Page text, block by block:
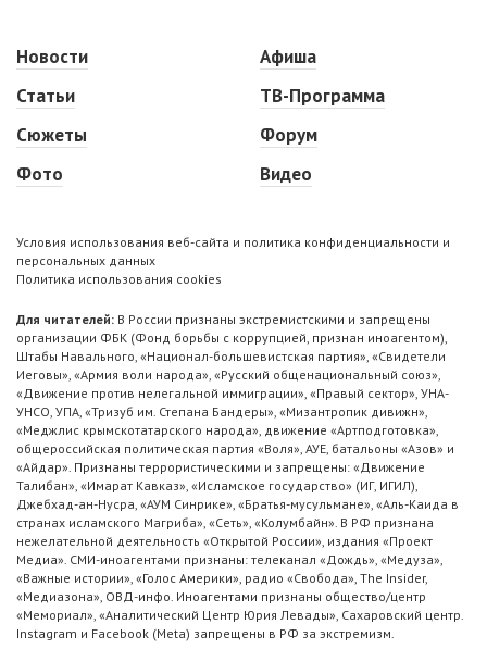
Новости
Статьи
Сюжеты
Фото
Афиша
ТВ-Программа
Форум
Видео
Условия использования веб-сайта и политика конфиденциальности и
персональных данных
Политика использования cookies
Для читателей: В России признаны экстремистскими и запрещены
организации ФБК (Фонд борьбы с коррупцией, признан иноагентом),
Штабы Навального, «Национал-большевистская партия», «Свидетели
Иеговы», «Армия воли народа», «Русский общенациональный союз»,
«Движение против нелегальной иммиграции», «Правый сектор», УНА-
УНСО, УПА, «Тризуб им. Степана Бандеры», «Мизантропик дивижн»,
«Меджлис крымскотатарского народа», движение «Артподготовка»,
общероссийская политическая партия «Воля», АУЕ, батальоны «Азов» и
«Айдар». Признаны террористическими и запрещены: «Движение
Талибан», «Имарат Кавказ», «Исламское государство» (ИГ, ИГИЛ),
Джебхад-ан-Нусра, «АУМ Синрике», «Братья-мусульмане», «Аль-Каида в
странах исламского Магриба», «Сеть», «Колумбайн». В РФ признана
нежелательной деятельность «Открытой России», издания «Проект
Медиа». СМИ-иноагентами признаны: телеканал «Дождь», «Медуза»,
«Важные истории», «Голос Америки», радио «Свобода», The Insider,
«Медиазона», ОВД-инфо. Иноагентами признаны общество/центр
«Мемориал», «Аналитический Центр Юрия Левады», Сахаровский центр.
Instagram и Facebook (Metа) запрещены в РФ за экстремизм.